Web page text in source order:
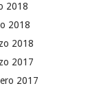
2018
2018
2018
2017
2017